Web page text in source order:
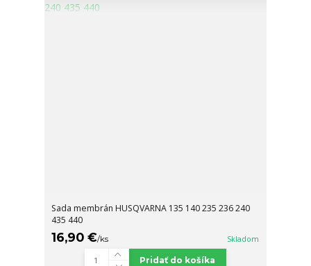
Sada membrán HUSQVARNA 135 140 235 236 240
435 440
16,90 €/ks Skladom
Pridať do košíka